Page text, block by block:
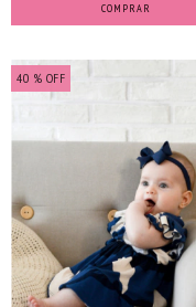
COMPRAR
40 % OFF